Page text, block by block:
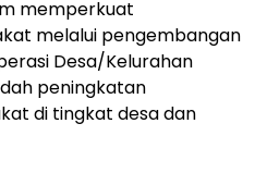
memperkuat
melalui pengembangan
Desa/Kelurahan
peningkatan
di tingkat desa dan